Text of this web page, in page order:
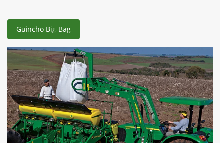
Guincho Big-Bag